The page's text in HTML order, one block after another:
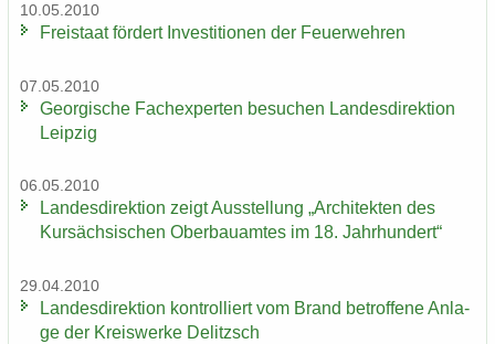
10.05.2010
Frei­staat för­dert In­ves­ti­tio­nen der Feu­er­weh­ren
07.05.2010
Ge­or­gi­sche Fach­ex­per­ten be­su­chen Lan­des­di­rek­ti­on
Leip­zig
06.05.2010
Lan­des­di­rek­ti­on zeigt Aus­stel­lung „Ar­chi­tek­ten des
Kur­säch­si­schen Ober­bau­am­tes im 18. Jahr­hun­dert“
29.04.2010
Lan­des­di­rek­ti­on kon­trol­liert vom Brand be­trof­fe­ne An­la­
ge der Kreis­wer­ke De­litzsch